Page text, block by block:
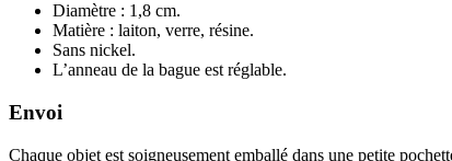
Diamètre : 1,8 cm.
Matière : laiton, verre, résine.
Sans nickel.
L’anneau de la bague est réglable.
Envoi
Chaque objet est soigneusement emballé dans une petite